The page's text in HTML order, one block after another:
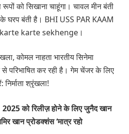
को सिखाना चाहूंगा। चावल मीन बंती
घरप बंती है। BHI USS PAR KAAM
karte karte sekhenge।
कोमल नाहता भारतीय सिनेमा
से परिभाषित कर रही है। गेम चेंजर के लिए
श्रृंखला!
को रिलीज़ होने के लिए जुनैद खान
खान प्रोडक्शंस ‘मात्र रहो